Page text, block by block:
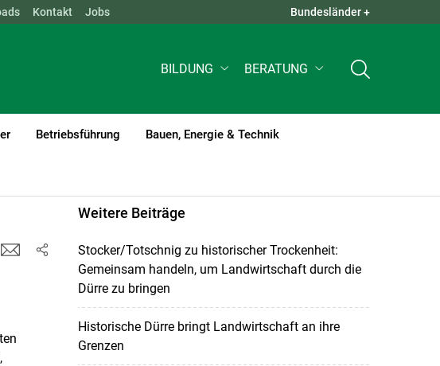
QUICK LINKS +
Kontakt Jobs Bundesländer +
BILDUNG BERATUNG
Betriebsführung Bauen, Energie & Technik
Weitere Beiträge
Stocker/Totschnig zu historischer Trockenheit:
Gemeinsam handeln, um Landwirtschaft durch die
Dürre zu bringen
Historische Dürre bringt Landwirtschaft an ihre
Grenzen